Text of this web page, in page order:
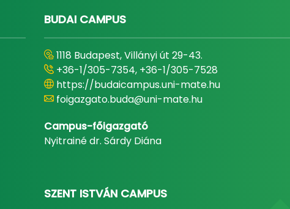
BUDAI CAMPUS
1118 Budapest, Villányi út 29-43.
+36-1/305-7354, +36-1/305-7528
https://budaicampus.uni-mate.hu
foigazgato.buda@uni-mate.hu
Campus-főigazgató
Nyitrainé dr. Sárdy Diána
SZENT ISTVÁN CAMPUS